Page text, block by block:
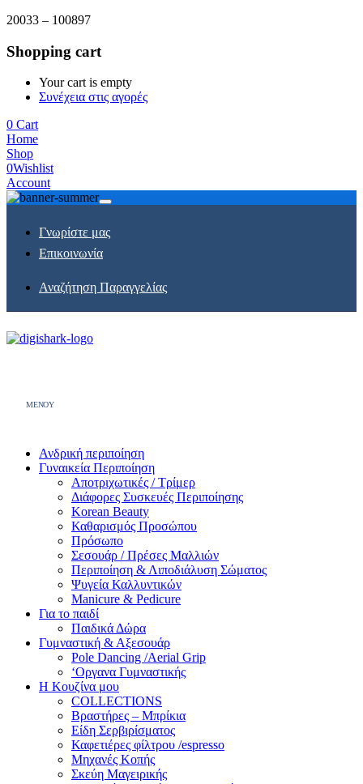
20033 – 100897
Shopping cart
Your cart is empty
Συνέχεια στις αγορές
0 Cart
Home
Shop
0Wishlist
Account
Γνωρίστε μας
Επικοινωνία
Αναζήτηση Παραγγελίας
MENOY
Ανδρική περιποίηση
Γυναικεία Περιποίηση
Αποτριχωτικές / Τρίμερ
Διάφορες Συσκευές Περιποίησης
Korean Beauty
Καθαρισμός Προσώπου
Πρόσωπο
Σεσουάρ / Πρέσες Μαλλιών
Περιποίηση & Λιποδιάλυση Σώματος
Ψυγεία Καλλυντικών
Manicure & Pedicure
Για το παιδί
Παιδικά Δώρα
Γυμναστική & Αξεσουάρ
Pole Dancing /Aerial Grip
‘Οργανα Γυμναστικής
Η Κουζίνα μου
COLLECTIONS
Βραστήρες – Μπρίκια
Είδη Σερβιρίσματος
Καφετιέρες φίλτρου /espresso
Μηχανές Κοπής
Σκεύη Μαγειρικής